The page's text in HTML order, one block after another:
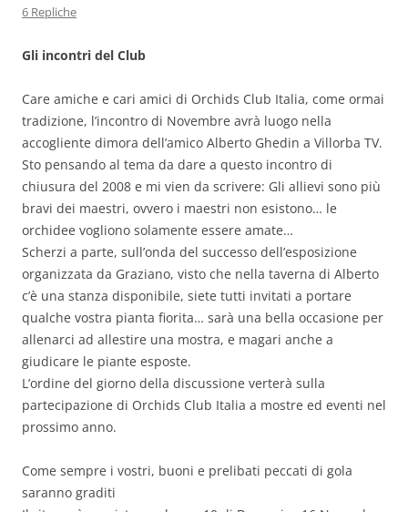
6 Repliche
Gli incontri del Club
Care amiche e cari amici di Orchids Club Italia, come ormai
tradizione, l’incontro di Novembre avrà luogo nella
accogliente dimora dell’amico Alberto Ghedin a Villorba TV.
Sto pensando al tema da dare a questo incontro di
chiusura del 2008 e mi vien da scrivere: Gli allievi sono più
bravi dei maestri, ovvero i maestri non esistono… le
orchidee vogliono solamente essere amate…
Scherzi a parte, sull’onda del successo dell’esposizione
organizzata da Graziano, visto che nella taverna di Alberto
c’è una stanza disponibile, siete tutti invitati a portare
qualche vostra pianta fiorita… sarà una bella occasione per
allenarci ad allestire una mostra, e magari anche a
giudicare le piante esposte.
L’ordine del giorno della discussione verterà sulla
partecipazione di Orchids Club Italia a mostre ed eventi nel
prossimo anno.
Come sempre i vostri, buoni e prelibati peccati di gola
saranno graditi